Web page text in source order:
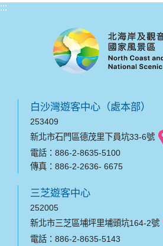
:::
白沙灣遊客中心（處本部）
253409
新北市石門區德茂里下員坑33-6號
電話：886-2-8635-5100
傳真：886-2-2636- 6675
三芝遊客中心
252005
新北市三芝區埔坪里埔頭坑164-2號
電話：886-2-8635-5143